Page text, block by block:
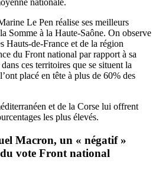
nationale.
Le Pen réalise ses meilleurs
Somme à la Haute-Saône. On observe
Hauts-de-France et de la région
du Front national par rapport à sa
ces territoires que se situent la
placé en tête à plus de 60% des
et de la Corse lui offrent
les plus élevés.
Macron, un « négatif »
vote Front national